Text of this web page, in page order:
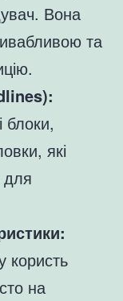
Вона
та
блоки,
які
для
користь
на